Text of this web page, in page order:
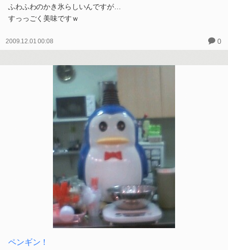
ふわふわのかき氷らしいんですが…
すっっごく美味ですｗ
2009.12.01 00:08 0
ペンギン！